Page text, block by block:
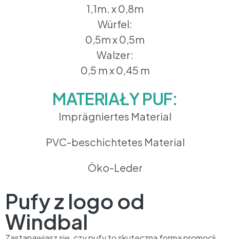
1,1m. x 0,8m
Würfel:
0,5m x 0,5m
Walzer:
0,5 m x 0,45 m
MATERIAŁY PUF:
Imprägniertes Material
PVC-beschichtetes Material
Öko-Leder
Pufy z logo od
Windbal